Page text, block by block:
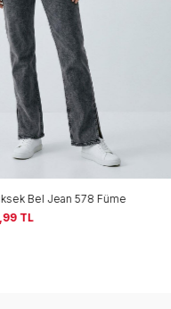
Bel Jean 578 Füme
TL